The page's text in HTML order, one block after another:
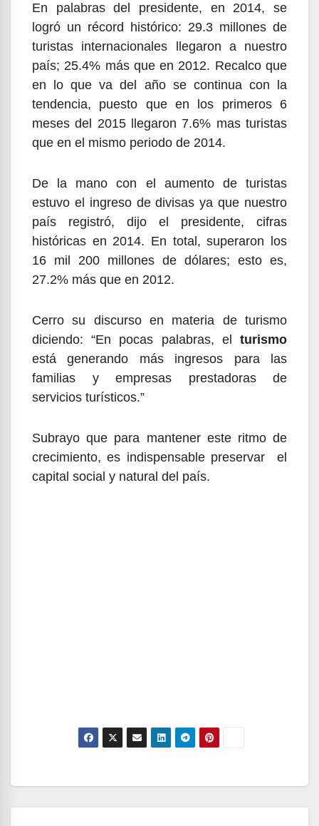
En palabras del presidente, en 2014, se
logró un récord histórico: 29.3 millones de
turistas internacionales llegaron a nuestro
país; 25.4% más que en 2012. Recalco que
en lo que va del año se continua con la
tendencia, puesto que en los primeros 6
meses del 2015 llegaron 7.6% mas turistas
que en el mismo periodo de 2014.
De la mano con el aumento de turistas
estuvo el ingreso de divisas ya que nuestro
país registró, dijo el presidente, cifras
históricas en 2014. En total, superaron los
16 mil 200 millones de dólares; esto es,
27.2% más que en 2012.
Cerro su discurso en materia de turismo
diciendo: “En pocas palabras, el turismo
está generando más ingresos para las
familias y empresas prestadoras de
servicios turísticos.”
Subrayo que para mantener este ritmo de
crecimiento, es indispensable preservar el
capital social y natural del país.
Navegación